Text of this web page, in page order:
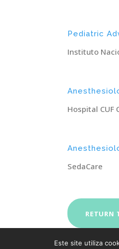
Pediatric
Instituto
Hospital CUF
SedaCare
RETURN
Este site utiliza